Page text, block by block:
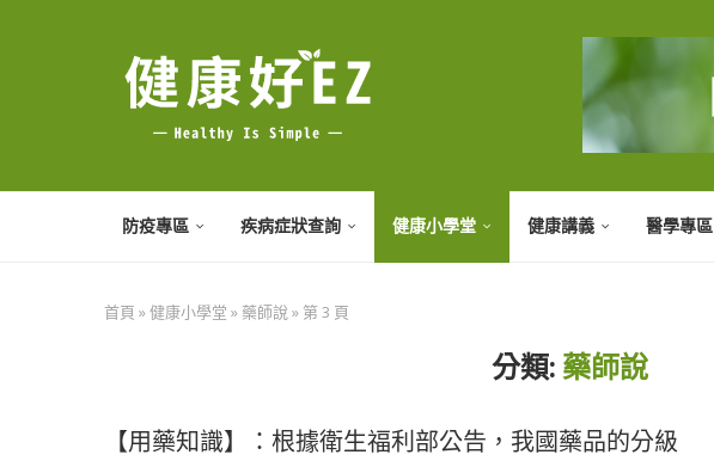
防疫專區 疾病症狀查詢 健康小學堂 健康講義 醫學專區
首頁 »健康小學堂 » 藥師說 » 第 3 頁
分類:藥師說
【用藥知識】：根據衛生福利部公告，我國藥品的分級